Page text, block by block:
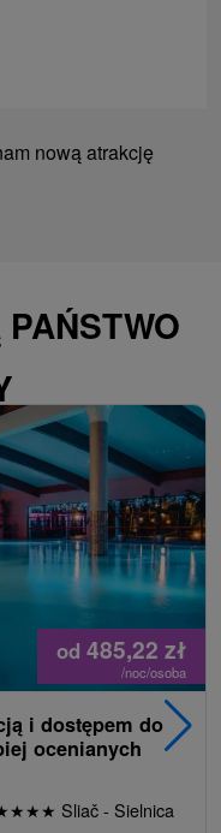
nową atrakcję
od 485,22 zł
/noc/osoba
i dostępem do
ocenianych
★★★ Sliač - Sielnica